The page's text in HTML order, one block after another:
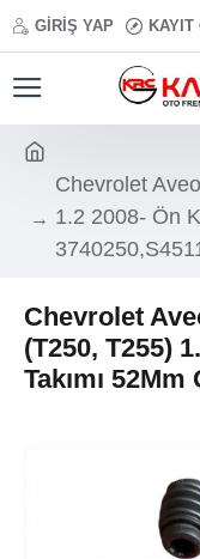
GIRIŞ YAP KAYIT
Chevrolet
1.2 2008- Ön
Chevrolet
(T250, T255)
Takımı